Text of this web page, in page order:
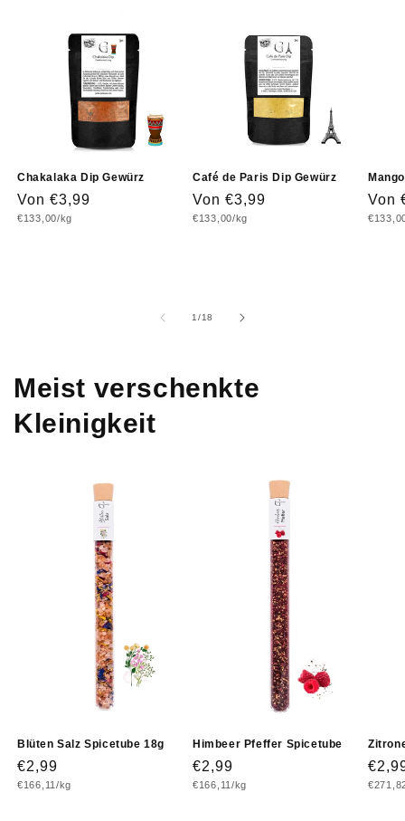
Chakalaka Dip Gewürz
Normaler
Preis
Von €3,99
Grundpreis
€133,00/kg
Café de Paris Dip Gewürz
Normaler
Preis
Von €3,99
Grundpreis
€133,00/kg
Preis
Von
1/von
18
Meist verschenkte
Kleinigkeit
Blüten Salz Spicetube 18g
Normaler
Preis
€2,99
Grundpreis
€166,11/kg
Himbeer Pfeffer Spicetube
Normaler
Preis
€2,99
Grundpreis
€166,11/kg
Preis